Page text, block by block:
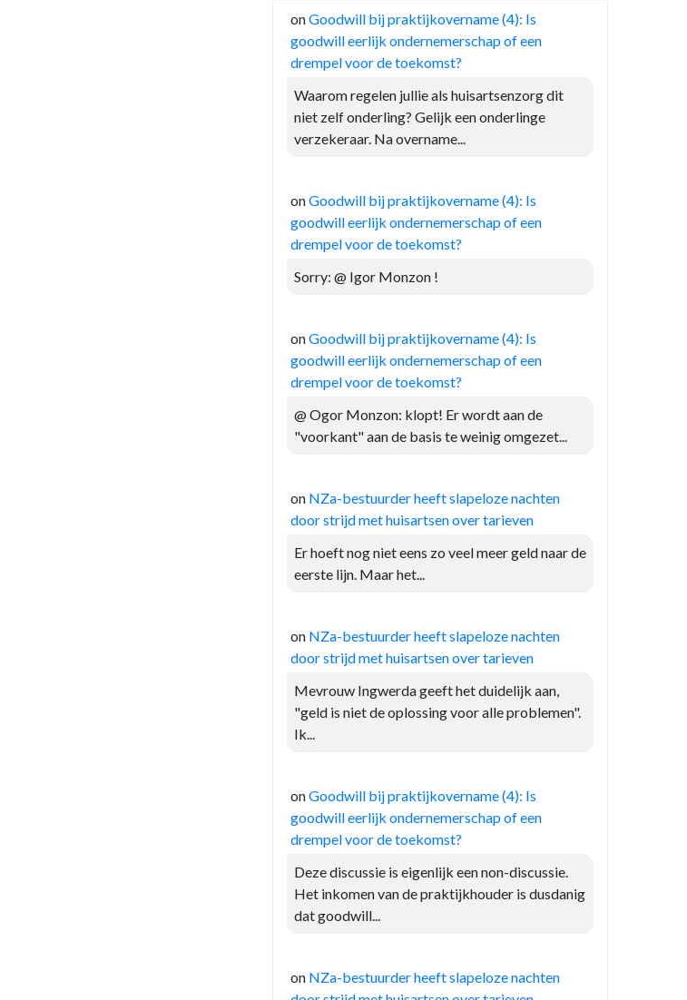
onGoodwill bij praktijkovername (4): Is
goodwill eerlijk ondernemerschap of een
drempel voor de toekomst?
Waarom regelen jullie als huisartsenzorg dit
niet zelf onderling? Gelijk een onderlinge
verzekeraar. Na overname...
onGoodwill bij praktijkovername (4): Is
goodwill eerlijk ondernemerschap of een
drempel voor de toekomst?
Sorry: @ Igor Monzon !
onGoodwill bij praktijkovername (4): Is
goodwill eerlijk ondernemerschap of een
drempel voor de toekomst?
@ Ogor Monzon: klopt! Er wordt aan de
"voorkant" aan de basis te weinig omgezet...
on NZa-bestuurder heeft slapeloze nachten
door strijd met huisartsen over tarieven
Er hoeft nog niet eens zo veel meer geld naar de
eerste lijn. Maar het...
on NZa-bestuurder heeft slapeloze nachten
door strijd met huisartsen over tarieven
Mevrouw Ingwerda geeft het duidelijk aan,
"geld is niet de oplossing voor alle problemen".
Ik...
onGoodwill bij praktijkovername (4): Is
goodwill eerlijk ondernemerschap of een
drempel voor de toekomst?
Deze discussie is eigenlijk een non-discussie.
Het inkomen van de praktijkhouder is dusdanig
dat goodwill...
on NZa-bestuurder heeft slapeloze nachten